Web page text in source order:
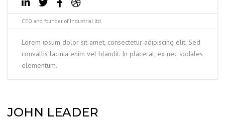
CEO and founder of Industrial ltd.
Lorem ipsum dolor sit amet, consectetur adipiscing elit. Sed
convallis lacinia enim vel blandit. In placerat, ex nec sodales
elementum.
JOHN LEADER